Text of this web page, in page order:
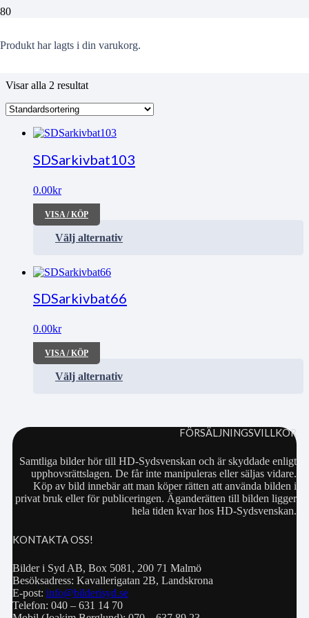
Produkt har lagts i din varukorg.
Gotland
Visar alla 2 resultat
SDSarkivbat103
0.00kr
VISA / KÖP
Välj alternativ
SDSarkivbat66
0.00kr
VISA / KÖP
Välj alternativ
FÖRSÄLJNINGSVILLKOR
Samtliga bilder hör till HD-Sydsvenskan och är skyddade enligt
upphovsrättslagen. De får inte manipuleras eller säljas vidare.
Köp av bild innebär att man köper rätten att använda bilden i
privat bruk eller för publiceringen. Äganderätten till bilden ligger
hela tiden kvar hos HD-Sydsvenskan.
KONTAKTA OSS!
Bilder i Syd AB, Box 5081, 200 71 Malmö
Besöksadress: Kavallerigatan 2B, Landskrona
E-post: info@bilderisyd.se
Telefon: 040 – 631 14 70